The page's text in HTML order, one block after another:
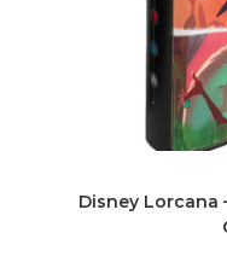
Disney